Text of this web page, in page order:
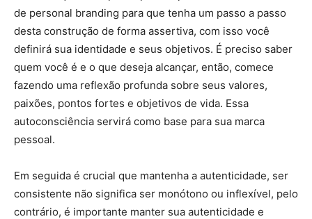
de personal branding para que tenha um passo a passo
desta construção de forma assertiva, com isso você
definirá sua identidade e seus objetivos. É preciso saber
quem você é e o que deseja alcançar, então, comece
fazendo uma reflexão profunda sobre seus valores,
paixões, pontos fortes e objetivos de vida. Essa
autoconsciência servirá como base para sua marca
pessoal.
Em seguida é crucial que mantenha a autenticidade, ser
consistente não significa ser monótono ou inflexível, pelo
contrário, é importante manter sua autenticidade e